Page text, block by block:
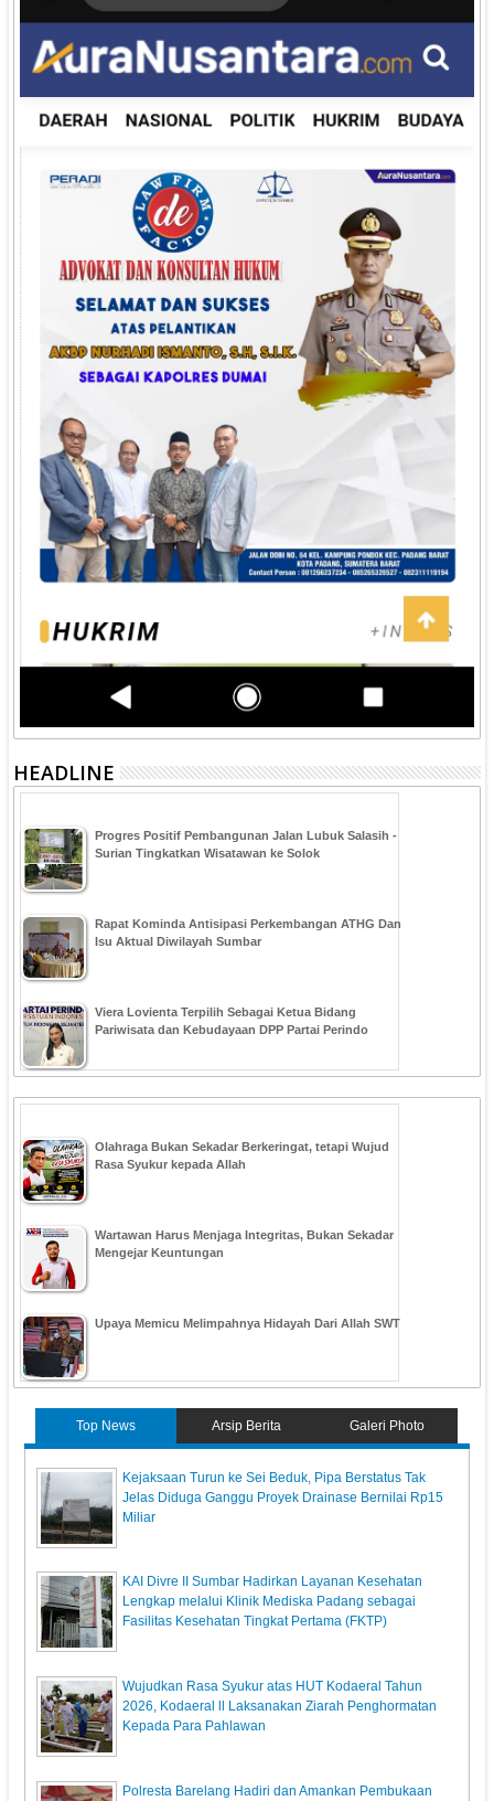
HEADLINE
Progres Positif Pembangunan Jalan Lubuk Salasih -
Surian Tingkatkan Wisatawan ke Solok
Rapat Kominda Antisipasi Perkembangan ATHG Dan
Isu Aktual Diwilayah Sumbar
Viera Lovienta Terpilih Sebagai Ketua Bidang
Pariwisata dan Kebudayaan DPP Partai Perindo
Olahraga Bukan Sekadar Berkeringat, tetapi Wujud
Rasa Syukur kepada Allah
Wartawan Harus Menjaga Integritas, Bukan Sekadar
Mengejar Keuntungan
Upaya Memicu Melimpahnya Hidayah Dari Allah SWT
Top News Arsip Berita Galeri Photo
Kejaksaan Turun ke Sei Beduk, Pipa Berstatus Tak
Jelas Diduga Ganggu Proyek Drainase Bernilai Rp15
Miliar
KAI Divre II Sumbar Hadirkan Layanan Kesehatan
Lengkap melalui Klinik Mediska Padang sebagai
Fasilitas Kesehatan Tingkat Pertama (FKTP)
Wujudkan Rasa Syukur atas HUT Kodaeral Tahun
2026, Kodaeral ll Laksanakan Ziarah Penghormatan
Kepada Para Pahlawan
Polresta Barelang Hadiri dan Amankan Pembukaan